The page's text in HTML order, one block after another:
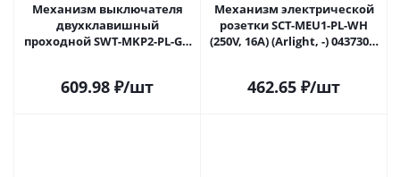
Механизм выключателя
двухклавишный
проходной SWT-MKP2-PL-GR
609.98 ₽/шт
Механизм электрической
розетки SCT-MEU1-PL-WH
(250V, 16A) (Arlight, -) 043730 в
462.65 ₽/шт